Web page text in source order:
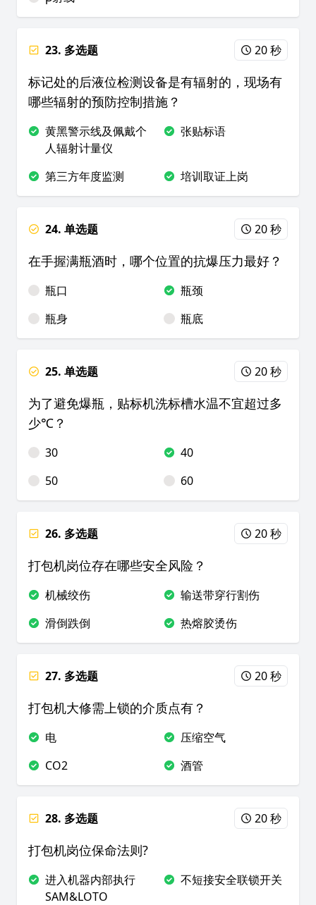
23. 多选题 20 秒
标记处的后液位检测设备是有辐射的，现场有
哪些辐射的预防控制措施？
黄黑警示线及佩戴个
人辐射计量仪
张贴标语
第三方年度监测 培训取证上岗
24. 单选题 20 秒
在手握满瓶酒时，哪个位置的抗爆压力最好？
瓶口
瓶颈
瓶身
瓶底
25. 单选题 20 秒
为了避免爆瓶，贴标机洗标槽水温不宜超过多
少℃？
30
40
50
60
26. 多选题 20 秒
打包机岗位存在哪些安全风险？
机械绞伤
输送带穿行割伤
滑倒跌倒
热熔胶烫伤
27. 多选题 20 秒
打包机大修需上锁的介质点有？
电
压缩空气
CO2
酒管
28. 多选题 20 秒
打包机岗位保命法则?
进入机器内部执行
SAM&LOTO
不短接安全联锁开关